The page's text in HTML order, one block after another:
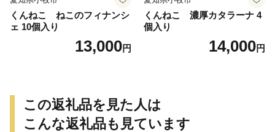
くんねこ ねこのフィナンシ
ェ 10個入り
13,000円
くんねこ 濃厚カタラーナ 4
個入り
14,000円
この返礼品を見た人は
こんな返礼品も見ています